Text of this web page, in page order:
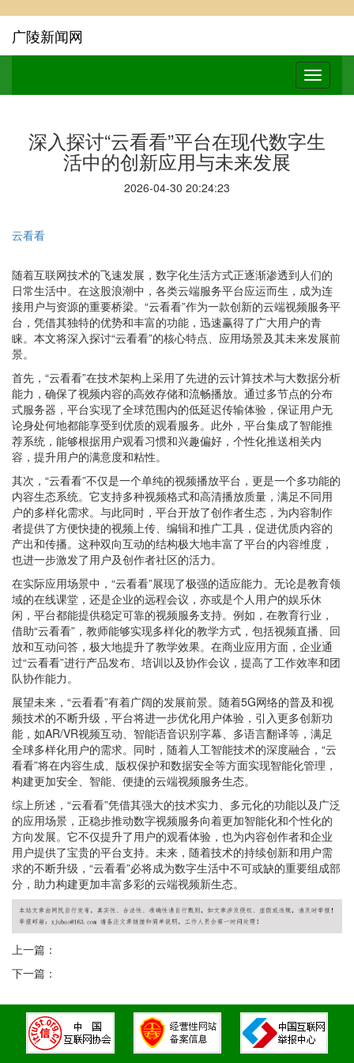
广陵新闻网
深入探讨“云看看”平台在现代数字生
活中的创新应用与未来发展
2026-04-30 20:24:23
云看看
随着互联网技术的飞速发展，数字化生活方式正逐渐渗透到人们的
日常生活中。在这股浪潮中，各类云端服务平台应运而生，成为连
接用户与资源的重要桥梁。“云看看”作为一款创新的云端视频服务平
台，凭借其独特的优势和丰富的功能，迅速赢得了广大用户的青
睐。本文将深入探讨“云看看”的核心特点、应用场景及其未来发展前
景。
首先，“云看看”在技术架构上采用了先进的云计算技术与大数据分析
能力，确保了视频内容的高效存储和流畅播放。通过多节点的分布
式服务器，平台实现了全球范围内的低延迟传输体验，保证用户无
论身处何地都能享受到优质的观看服务。此外，平台集成了智能推
荐系统，能够根据用户观看习惯和兴趣偏好，个性化推送相关内
容，提升用户的满意度和粘性。
其次，“云看看”不仅是一个单纯的视频播放平台，更是一个多功能的
内容生态系统。它支持多种视频格式和高清播放质量，满足不同用
户的多样化需求。与此同时，平台开放了创作者生态，为内容制作
者提供了方便快捷的视频上传、编辑和推广工具，促进优质内容的
产出和传播。这种双向互动的结构极大地丰富了平台的内容维度，
也进一步激发了用户及创作者社区的活力。
在实际应用场景中，“云看看”展现了极强的适应能力。无论是教育领
域的在线课堂，还是企业的远程会议，亦或是个人用户的娱乐休
闲，平台都能提供稳定可靠的视频服务支持。例如，在教育行业，
借助“云看看”，教师能够实现多样化的教学方式，包括视频直播、回
放和互动问答，极大地提升了教学效果。在商业应用方面，企业通
过“云看看”进行产品发布、培训以及协作会议，提高了工作效率和团
队协作能力。
展望未来，“云看看”有着广阔的发展前景。随着5G网络的普及和视
频技术的不断升级，平台将进一步优化用户体验，引入更多创新功
能，如AR/VR视频互动、智能语音识别字幕、多语言翻译等，满足
全球多样化用户的需求。同时，随着人工智能技术的深度融合，“云
看看”将在内容生成、版权保护和数据安全等方面实现智能化管理，
构建更加安全、智能、便捷的云端视频服务生态。
综上所述，“云看看”凭借其强大的技术实力、多元化的功能以及广泛
的应用场景，正稳步推动数字视频服务向着更加智能化和个性化的
方向发展。它不仅提升了用户的观看体验，也为内容创作者和企业
用户提供了宝贵的平台支持。未来，随着技术的持续创新和用户需
求的不断升级，“云看看”必将成为数字生活中不可或缺的重要组成部
分，助力构建更加丰富多彩的云端视频新生态。
上一篇：
下一篇：